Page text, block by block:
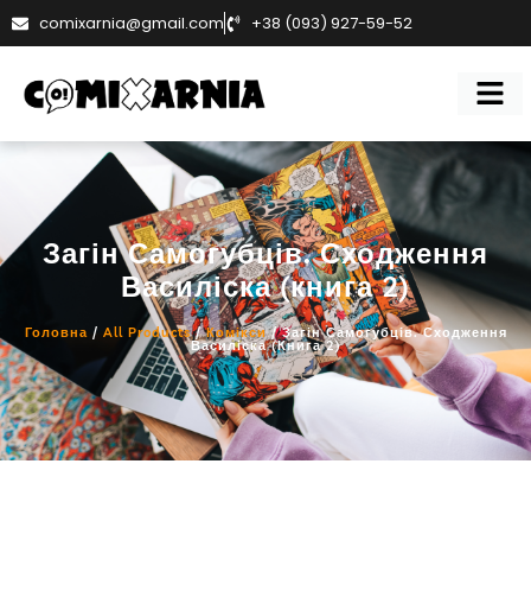
comixarnia@gmail.com +38 (093) 927-59-52
Загін Самогубців. Сходження
Василіска (книга 2)
Головна / All Products/Комікси/ Загін Самогубців. Сходження
Василіска (книга 2)